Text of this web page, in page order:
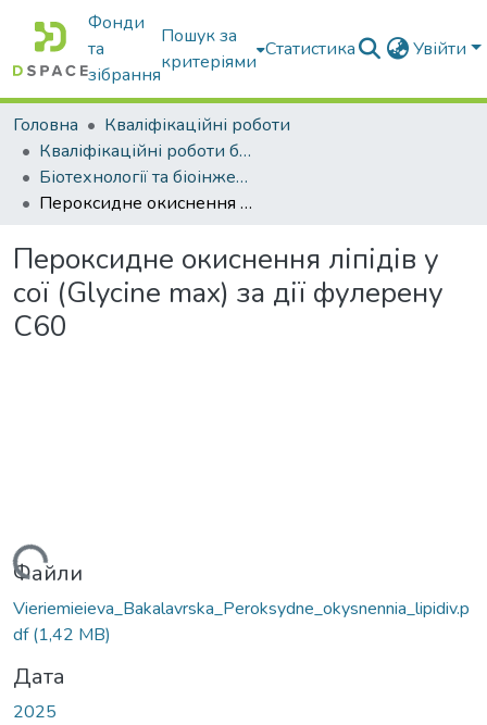
Фонди
та
зібрання
Пошук за
критеріями
Статистика Увійти
Головна
Кваліфікаційні роботи
Кваліфікаційні роботи бакалаврів
Біотехнології та біоінженерія
Пероксидне окиснення ліпідів у сої (Glycine max) за дії фулерену C60
Пероксидне окиснення ліпідів у
сої (Glycine max) за дії фулерену
C60
Файли
Vieriemieieva_Bakalavrska_Peroksydne_okysnennia_lipidiv.p
df(1,42 MB)
Дата
2025